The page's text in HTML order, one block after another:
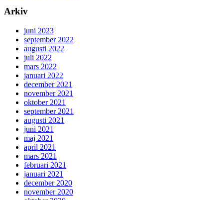
Arkiv
juni 2023
september 2022
augusti 2022
juli 2022
mars 2022
januari 2022
december 2021
november 2021
oktober 2021
september 2021
augusti 2021
juni 2021
maj 2021
april 2021
mars 2021
februari 2021
januari 2021
december 2020
november 2020